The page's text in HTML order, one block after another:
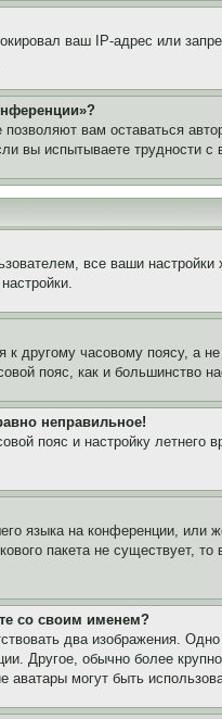
ваш IP-адрес или
вам оставаться
вы испытываете трудности
все ваши
другому часовому поясу, а
пояс, как и большинство
неправильное!
пояс и настройку
языка на конференции, или
пакета не
со своим именем?
два изображения.
Другое, обычно более
аватары могут быть